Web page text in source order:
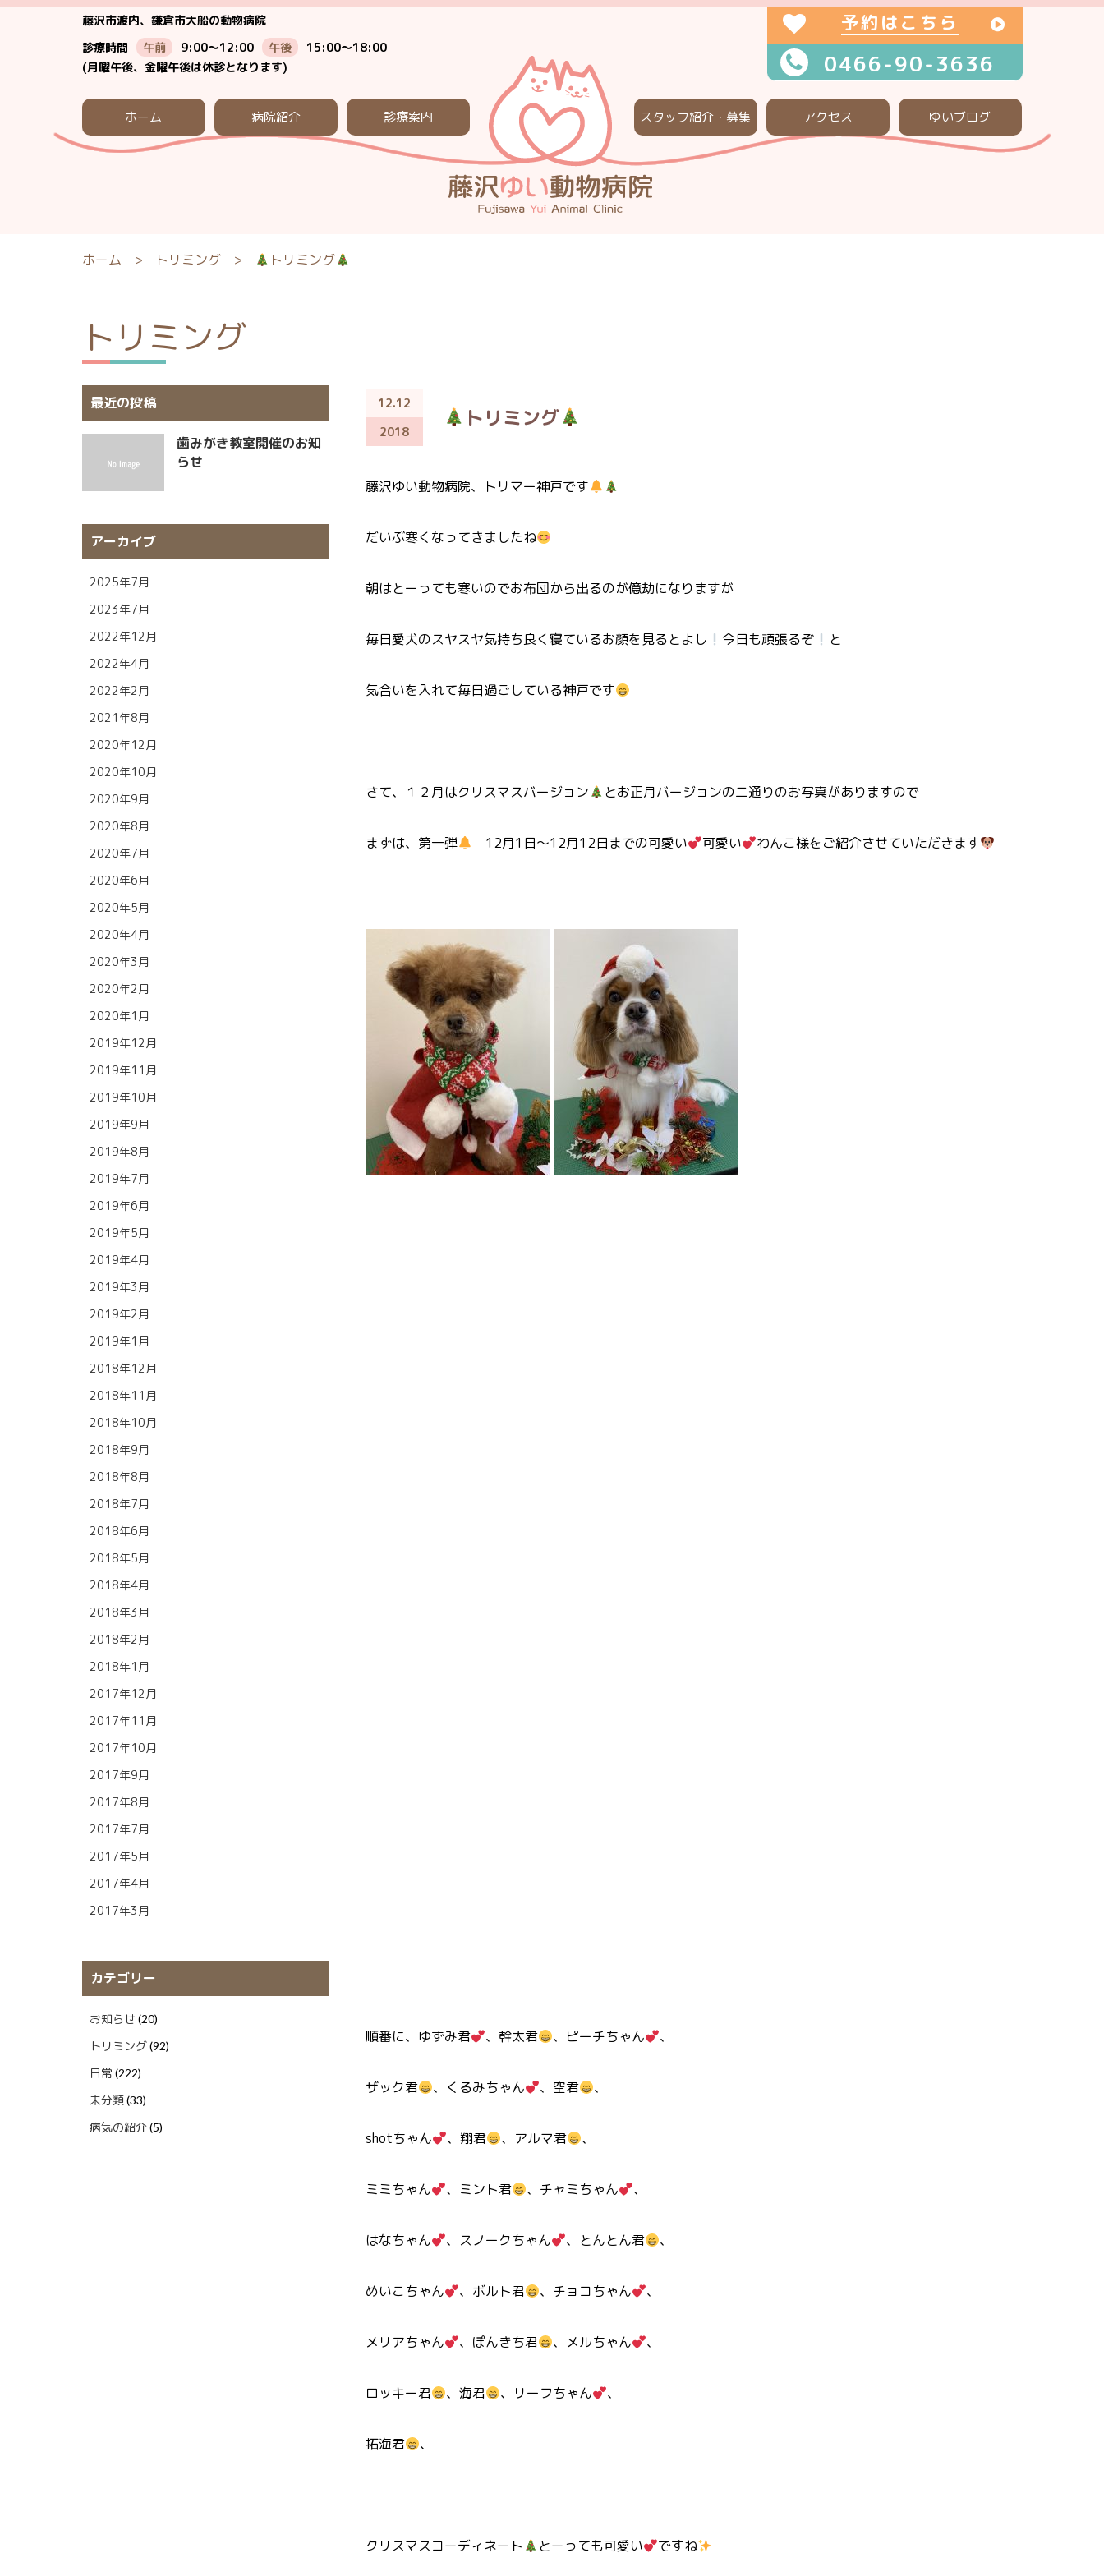
藤沢市渡内、鎌倉市大船の動物病院
診療時間
午前 9:00～12:00 午後
15:00～18:00
(月曜午後、金曜午後は休診となります)
予約はこちら
0466-90-3636
ホーム 病院紹介 診療案内 スタッフ紹介・募集 アクセス ゆいブログ
ホーム > トリミング > トリミング
トリミング
12.12
2018
トリミング
藤沢ゆい動物病院、トリマー神戸です
だいぶ寒くなってきましたね
朝はとーっても寒いのでお布団から出るのが億劫になりますが
毎日愛犬のスヤスヤ気持ち良く寝ているお顔を見るとよし 今日も頑張るぞ と
気合いを入れて毎日過ごしている神戸です
さて、１２月はクリスマスバージョン とお正月バージョンの二通りのお写真がありますので
まずは、第一弾 12月1日～12月12日までの可愛い 可愛い わんこ様をご紹介させていただきます
順番に、ゆずみ君 、幹太君 、ピーチちゃん 、
ザック君 、くるみちゃん 、空君 、
shotちゃん 、翔君 、アルマ君 、
ミミちゃん 、ミント君 、チャミちゃん 、
はなちゃん 、スノークちゃん 、とんとん君 、
めいこちゃん 、ボルト君 、チョコちゃん 、
メリアちゃん 、ぽんきち君 、メルちゃん 、
ロッキー君 、海君 、リーフちゃん 、
拓海君 、
クリスマスコーディネート とーっても可愛い ですね
最近の投稿
歯みがき教室開催のお知
らせ
アーカイブ
2025年7月
2023年7月
2022年12月
2022年4月
2022年2月
2021年8月
2020年12月
2020年10月
2020年9月
2020年8月
2020年7月
2020年6月
2020年5月
2020年4月
2020年3月
2020年2月
2020年1月
2019年12月
2019年11月
2019年10月
2019年9月
2019年8月
2019年7月
2019年6月
2019年5月
2019年4月
2019年3月
2019年2月
2019年1月
2018年12月
2018年11月
2018年10月
2018年9月
2018年8月
2018年7月
2018年6月
2018年5月
2018年4月
2018年3月
2018年2月
2018年1月
2017年12月
2017年11月
2017年10月
2017年9月
2017年8月
2017年7月
2017年5月
2017年4月
2017年3月
カテゴリー
お知らせ (20)
トリミング(92)
日常 (222)
未分類(33)
病気の紹介(5)